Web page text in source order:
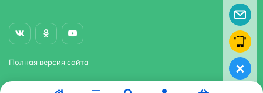
Полная версия сайта